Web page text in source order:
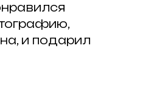
и подарил